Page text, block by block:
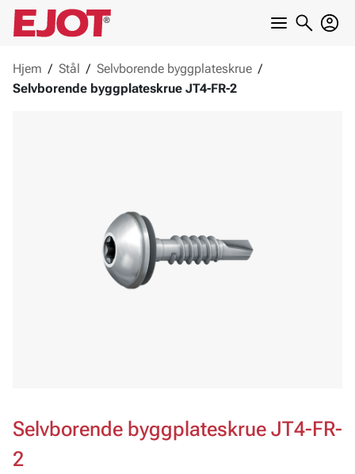
Hjem / Stål / Selvborende byggplateskrue /
Selvborende byggplateskrue JT4-FR-2
Selvborende byggplateskrue JT4-FR-
2